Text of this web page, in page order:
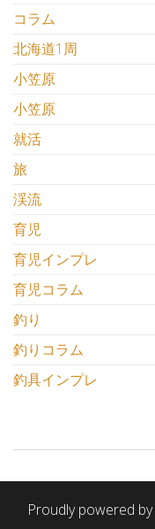
コラム
北海道1周
小笠原
小笠原
就活
旅
渓流
育児
育児インプレ
育児コラム
釣り
釣りコラム
釣具インプレ
Proudly powered by